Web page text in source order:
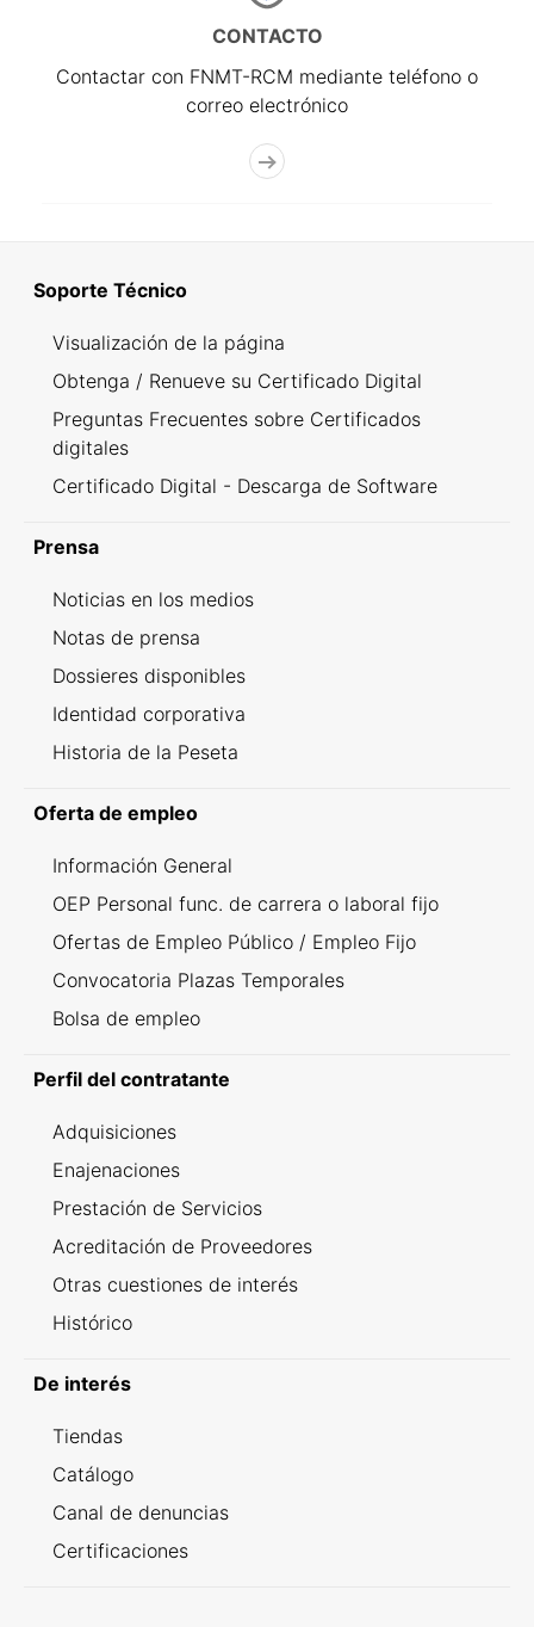
CONTACTO
Contactar con FNMT-RCM mediante teléfono o
correo electrónico
Soporte Técnico
Visualización de la página
Obtenga / Renueve su Certificado Digital
Preguntas Frecuentes sobre Certificados
digitales
Certificado Digital - Descarga de Software
Prensa
Noticias en los medios
Notas de prensa
Dossieres disponibles
Identidad corporativa
Historia de la Peseta
Oferta de empleo
Información General
OEP Personal func. de carrera o laboral fijo
Ofertas de Empleo Público / Empleo Fijo
Convocatoria Plazas Temporales
Bolsa de empleo
Perfil del contratante
Adquisiciones
Enajenaciones
Prestación de Servicios
Acreditación de Proveedores
Otras cuestiones de interés
Histórico
De interés
Tiendas
Catálogo
Canal de denuncias
Certificaciones